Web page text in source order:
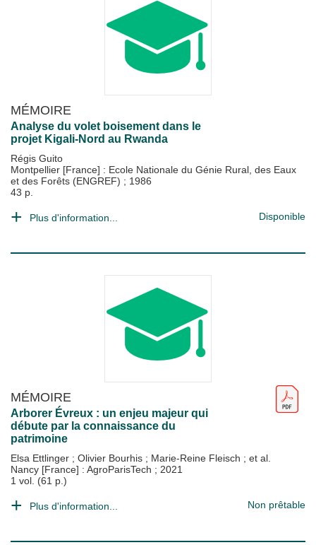
MÉMOIRE
Analyse du volet boisement dans le
projet Kigali-Nord au Rwanda
Régis Guito
Montpellier [France] : Ecole Nationale du Génie Rural, des Eaux
et des Forêts (ENGREF) ; 1986
43 p.
Plus d'information... Disponible
MÉMOIRE
Arborer Évreux : un enjeu majeur qui
débute par la connaissance du
patrimoine
Elsa Ettlinger ; Olivier Bourhis ; Marie-Reine Fleisch ; et al.
Nancy [France] : AgroParisTech ; 2021
1 vol. (61 p.)
Plus d'information... Non prêtable